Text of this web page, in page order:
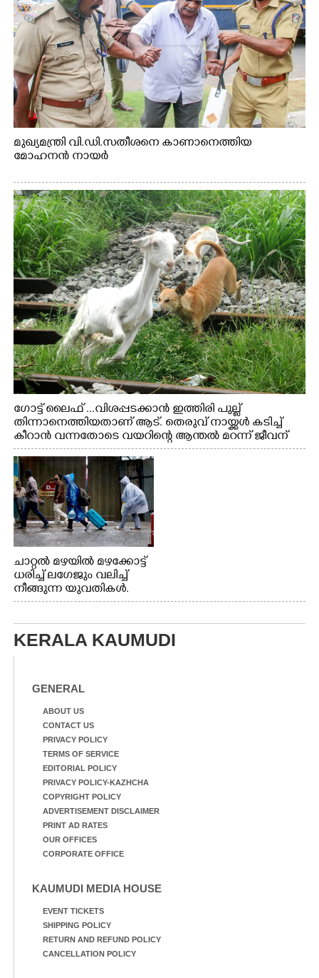
മുഖ്യമന്ത്രി വി.ഡി.സതീശനെ കാണാനെത്തിയ
മോഹനൻ നായർ
ഗോട്ട് ലൈഫ് ...വിശപ്പടക്കാൻ ഇത്തിരി പുല്ല്
തിന്നാനെത്തിയതാണ് ആട്. തെരുവ് നായ്ക്കൾ കടിച്ച്
കീറാൻ വന്നതോടെ വയറിന്റെ ആന്തൽ മറന്ന് ജീവന്
വേണ്ടിയായി ഓട്ടം. എറണാകുളം വാത്തുരുത്തിയിൽ
നിന്നുള്ള കാഴ്ച
ചാറ്റൽ മഴയിൽ മഴക്കോട്ട്
ധരിച്ച് ലഗേജും വലിച്ച്
നീങ്ങുന്ന യുവതികൾ.
എറണാകുളം മേനകയിൽ
KERALA KAUMUDI
GENERAL
ABOUT US
CONTACT US
PRIVACY POLICY
TERMS OF SERVICE
EDITORIAL POLICY
PRIVACY POLICY-KAZHCHA
COPYRIGHT POLICY
ADVERTISEMENT DISCLAIMER
PRINT AD RATES
OUR OFFICES
CORPORATE OFFICE
KAUMUDI MEDIA HOUSE
EVENT TICKETS
SHIPPING POLICY
RETURN AND REFUND POLICY
CANCELLATION POLICY